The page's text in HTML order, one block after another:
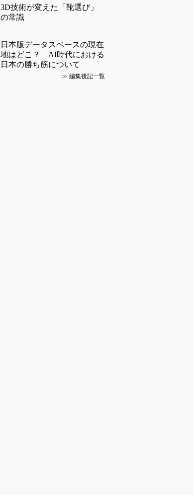
3D技術が変えた「靴選び」
の常識
日本版データスペースの現在
地はどこ？ AI時代における
日本の勝ち筋について
≫ 編集後記一覧